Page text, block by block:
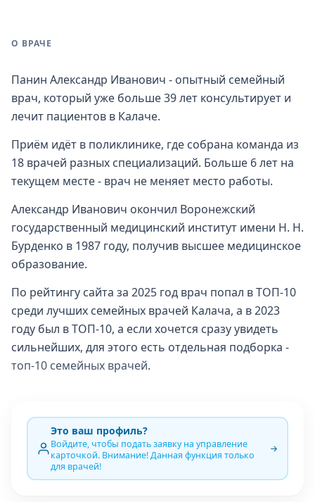
О ВРАЧЕ
Панин Александр Иванович - опытный семейный
врач, который уже больше 39 лет консультирует и
лечит пациентов в Калаче.
Приём идёт в поликлинике, где собрана команда из
18 врачей разных специализаций. Больше 6 лет на
текущем месте - врач не меняет место работы.
Александр Иванович окончил Воронежский
государственный медицинский институт имени Н. Н.
Бурденко в 1987 году, получив высшее медицинское
образование.
По рейтингу сайта за 2025 год врач попал в ТОП-10
среди лучших семейных врачей Калача, а в 2023
году был в ТОП-10, а если хочется сразу увидеть
сильнейших, для этого есть отдельная подборка -
топ-10 семейных врачей.
Это ваш профиль?
Войдите, чтобы подать заявку на управление
карточкой. Внимание! Данная функция только
для врачей!